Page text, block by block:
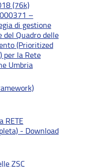
(76k)
–
di gestione
Quadro delle
(Prioritized
per la Rete
Umbria
RETE
- Download
ZSC